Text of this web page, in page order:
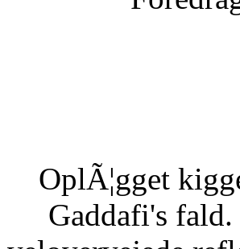
OplÃ¦gget
Gaddafi's fald.